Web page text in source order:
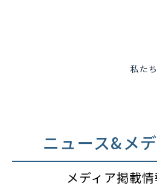
私た
ニュース&メ
メディア掲載情